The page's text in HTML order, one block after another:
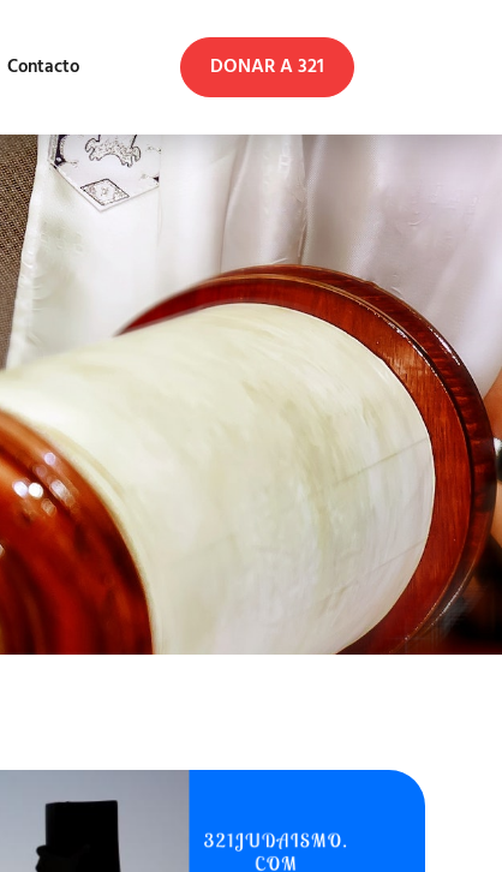
Contacto DONAR A 321